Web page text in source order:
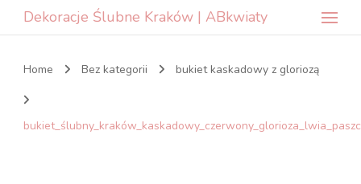
Dekoracje Ślubne Kraków | ABkwiaty
Home Bez kategorii bukiet kaskadowy z gloriozą